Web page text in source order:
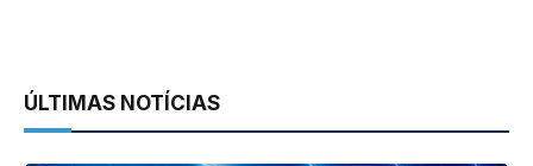
ÚLTIMAS NOTÍCIAS